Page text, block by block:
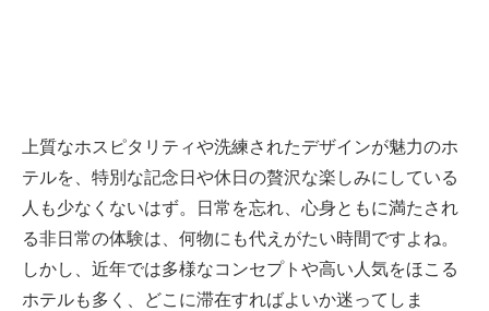
上質なホスピタリティや洗練されたデザインが魅力のホ
テルを、特別な記念日や休日の贅沢な楽しみにしている
人も少なくないはず。日常を忘れ、心身ともに満たされ
る非日常の体験は、何物にも代えがたい時間ですよね。
しかし、近年では多様なコンセプトや高い人気をほこる
ホテルも多く、どこに滞在すればよいか迷ってしま